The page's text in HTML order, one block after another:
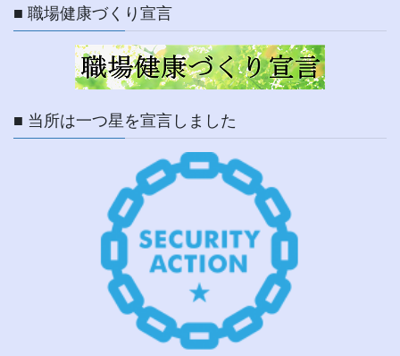
■ 職場健康づくり宣言
■ 当所は一つ星を宣言しました